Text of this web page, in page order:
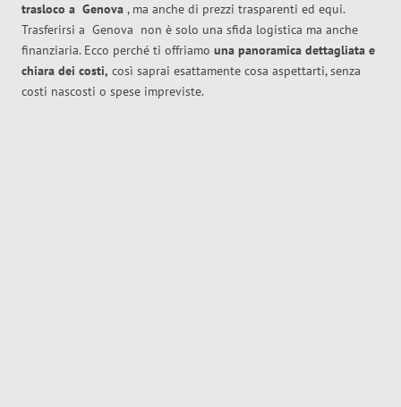
trasloco a Genova , ma anche di prezzi trasparenti ed equi.
Trasferirsi a Genova non è solo una sfida logistica ma anche
finanziaria. Ecco perché ti offriamo una panoramica dettagliata e
chiara dei costi, così saprai esattamente cosa aspettarti, senza
costi nascosti o spese impreviste.